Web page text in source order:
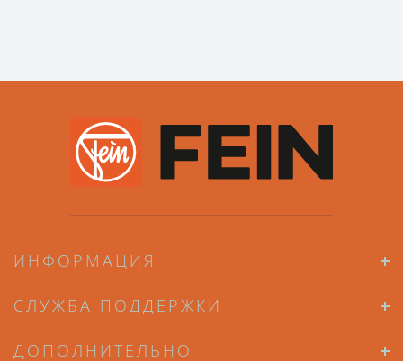
ИНФОРМАЦИЯ
СЛУЖБА ПОДДЕРЖКИ
ДОПОЛНИТЕЛЬНО